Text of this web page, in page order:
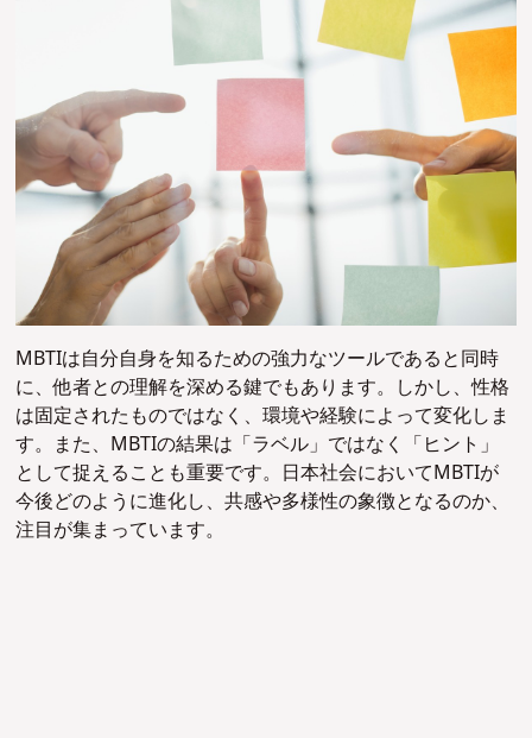
MBTIは自分自身を知るための強力なツールであると同時
に、他者との理解を深める鍵でもあります。しかし、性格
は固定されたものではなく、環境や経験によって変化しま
す。また、MBTIの結果は「ラベル」ではなく「ヒント」
として捉えることも重要です。日本社会においてMBTIが
今後どのように進化し、共感や多様性の象徴となるのか、
注目が集まっています。